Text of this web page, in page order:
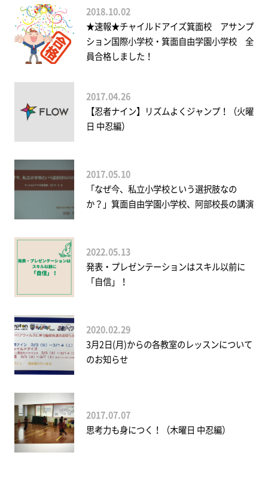
2018.10.02
★速報★チャイルドアイズ箕面校 アサンプ
ション国際小学校・箕面自由学園小学校 全
員合格しました！
2017.04.26
【忍者ナイン】リズムよくジャンプ！（火曜
日 中忍編）
2017.05.10
「なぜ今、私立小学校という選択肢なの
か？」箕面自由学園小学校、阿部校長の講演
2022.05.13
発表・プレゼンテーションはスキル以前に
「自信」！
2020.02.29
3月2日(月)からの各教室のレッスンについて
のお知らせ
2017.07.07
思考力も身につく！（木曜日 中忍編）